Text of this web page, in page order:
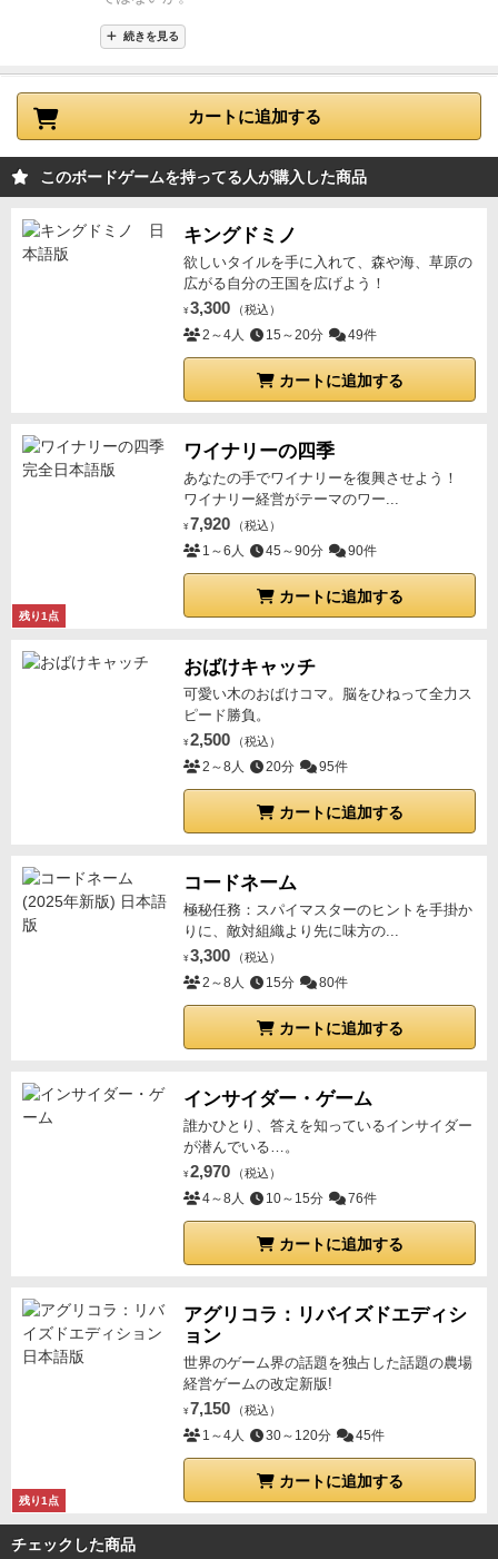
続きを見る
カートに追加する
このボードゲームを持ってる人が購入した商品
キングドミノ
欲しいタイルを手に入れて、森や海、草原の
広がる自分の王国を広げよう！
¥ 3,300 （税込）
2～4人 15～20分 49件
カートに追加する
残り1点
ワイナリーの四季
あなたの手でワイナリーを復興させよう！
ワイナリー経営がテーマのワー...
¥ 7,920 （税込）
1～6人 45～90分 90件
カートに追加する
おばけキャッチ
可愛い木のおばけコマ。脳をひねって全力ス
ピード勝負。
¥ 2,500 （税込）
2～8人 20分 95件
カートに追加する
コードネーム
極秘任務：スパイマスターのヒントを手掛か
りに、敵対組織より先に味方の...
¥ 3,300 （税込）
2～8人 15分 80件
カートに追加する
インサイダー・ゲーム
誰かひとり、答えを知っているインサイダー
が潜んでいる…。
¥ 2,970 （税込）
4～8人 10～15分 76件
カートに追加する
残り1点
アグリコラ：リバイズドエディシ
ョン
世界のゲーム界の話題を独占した話題の農場
経営ゲームの改定新版!
¥ 7,150 （税込）
1～4人 30～120分 45件
カートに追加する
チェックした商品